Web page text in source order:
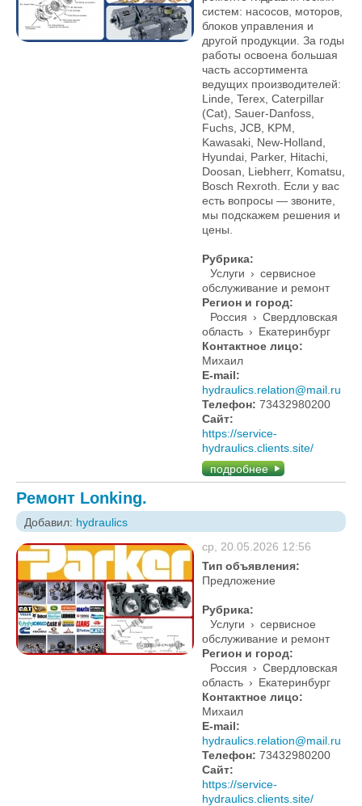
систем: насосов, моторов,
блоков управления и
другой продукции. За годы
работы освоена большая
часть ассортимента
ведущих производителей:
Linde, Terex, Caterpillar
(Cat), Sauer-Danfoss,
Fuchs, JCB, KPM,
Kawasaki, New-Holland,
Hyundai, Parker, Hitachi,
Doosan, Liebherr, Komatsu,
Bosch Rexroth. Если у вас
есть вопросы — звоните,
мы подскажем решения и
цены.
Рубрика:
Услуги › сервисное
обслуживание и ремонт
Регион и город:
Россия › Свердловская
область › Екатеринбург
Контактное лицо:
Михаил
E-mail:
hydraulics.relation@mail.ru
Телефон: 73432980200
Сайт:
https://service-
hydraulics.clients.site/
подробнее
Ремонт Lonking.
Добавил: hydraulics
ср, 20.05.2026 12:56
Тип объявления:
Предложение
Рубрика:
Услуги › сервисное
обслуживание и ремонт
Регион и город:
Россия › Свердловская
область › Екатеринбург
Контактное лицо:
Михаил
E-mail:
hydraulics.relation@mail.ru
Телефон: 73432980200
Сайт:
https://service-
hydraulics.clients.site/